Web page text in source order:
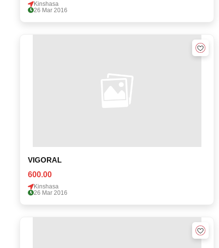
Kinshasa
26 Mar 2016
VIGORAL
600.00
Kinshasa
26 Mar 2016